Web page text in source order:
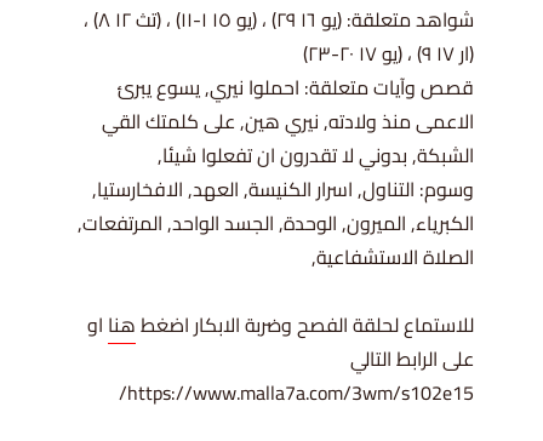
شواهد متعلقة: (يو ١٦ ٢٩) ، (يو ١٥ ١-١١) ، (تث ١٢ ٨) ،
(ار ١٧ ٩) ، (يو ١٧ ٢٠-٢٣)
قصص وآيات متعلقة: احملوا نيري, يسوع يبرئ
الاعمى منذ ولادته,نيري هين, على كلمتك القي
الشبكة,بدوني لا تقدرون ان تفعلوا شيئا,
وسوم: التناول, اسرار الكنيسة, العهد, الافخارستيا,
الكبرياء, الميرون, الوحدة, الجسد الواحد, المرتفعات,
الصلاة الاستشفاعية,
للاستماع لحلقة الفصح وضربة الابكار اضغط⁠⁠⁠⁠⁠⁠⁠⁠⁠⁠⁠⁠⁠⁠⁠⁠⁠⁠⁠⁠⁠⁠⁠⁠⁠⁠⁠⁠⁠⁠⁠⁠⁠⁠⁠⁠هنا⁠⁠⁠⁠⁠⁠⁠⁠⁠⁠⁠⁠⁠⁠⁠⁠⁠⁠⁠⁠⁠⁠⁠⁠⁠⁠⁠⁠⁠⁠⁠⁠⁠⁠⁠⁠ او
على الرابط التالي
https://www.malla7a.com/3wm/s102e15/